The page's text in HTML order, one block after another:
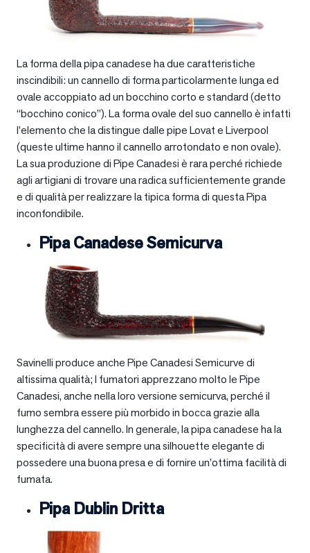
La forma della pipa canadese ha due caratteristiche
inscindibili: un cannello di forma particolarmente lunga ed
ovale accoppiato ad un bocchino corto e standard (detto
“bocchino conico”). La forma ovale del suo cannello è infatti
l’elemento che la distingue dalle pipe Lovat e Liverpool
(queste ultime hanno il cannello arrotondato e non ovale).
La sua produzione di Pipe Canadesi è rara perché richiede
agli artigiani di trovare una radica sufficientemente grande
e di qualità per realizzare la tipica forma di questa Pipa
inconfondibile.
Pipa Canadese Semicurva
Savinelli produce anche Pipe Canadesi Semicurve di
altissima qualità; I fumatori apprezzano molto le Pipe
Canadesi, anche nella loro versione semicurva, perché il
fumo sembra essere più morbido in bocca grazie alla
lunghezza del cannello. In generale, la pipa canadese ha la
specificità di avere sempre una silhouette elegante di
possedere una buona presa e di fornire un’ottima facilità di
fumata.
Pipa Dublin Dritta